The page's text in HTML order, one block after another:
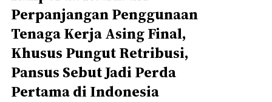
Perpanjangan Penggunaan
Tenaga Kerja Asing Final,
Khusus Pungut Retribusi,
Pansus Sebut Jadi Perda
Pertama di Indonesia